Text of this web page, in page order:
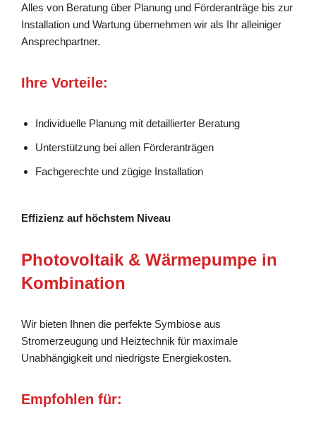
Alles von Beratung über Planung und Förderanträge bis zur
Installation und Wartung übernehmen wir als Ihr alleiniger
Ansprechpartner.
Ihre Vorteile:
Individuelle Planung mit detaillierter Beratung
Unterstützung bei allen Förderanträgen
Fachgerechte und zügige Installation
Effizienz auf höchstem Niveau
Photovoltaik & Wärmepumpe in
Kombination
Wir bieten Ihnen die perfekte Symbiose aus
Stromerzeugung und Heiztechnik für maximale
Unabhängigkeit und niedrigste Energiekosten.
Empfohlen für: